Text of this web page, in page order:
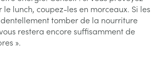
lunch, coupez-les en morceaux. Si les
tomber de la nourriture
restera encore suffisamment de
».